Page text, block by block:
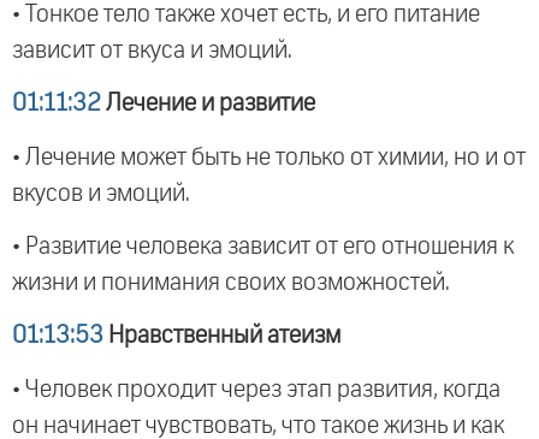
• Тонкое тело также хочет есть, и его питание
зависит от вкуса и эмоций.
01:11:32 Лечение и развитие
• Лечение может быть не только от химии, но и от
вкусов и эмоций.
• Развитие человека зависит от его отношения к
жизни и понимания своих возможностей.
01:13:53 Нравственный атеизм
• Человек проходит через этап развития, когда
он начинает чувствовать, что такое жизнь и как